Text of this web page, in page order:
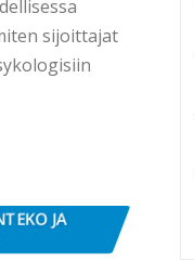
sijoittajat
JA